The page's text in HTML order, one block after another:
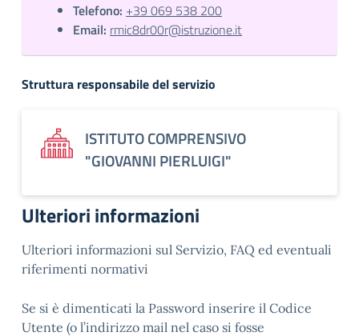
Telefono: +39 069 538 200
Email: rmic8dr00r@istruzione.it
Struttura responsabile del servizio
ISTITUTO COMPRENSIVO
"GIOVANNI PIERLUIGI"
Ulteriori informazioni
Ulteriori informazioni sul Servizio, FAQ ed eventuali
riferimenti normativi
Se si è dimenticati la Password inserire il Codice
Utente (o l’indirizzo mail nel caso si fosse